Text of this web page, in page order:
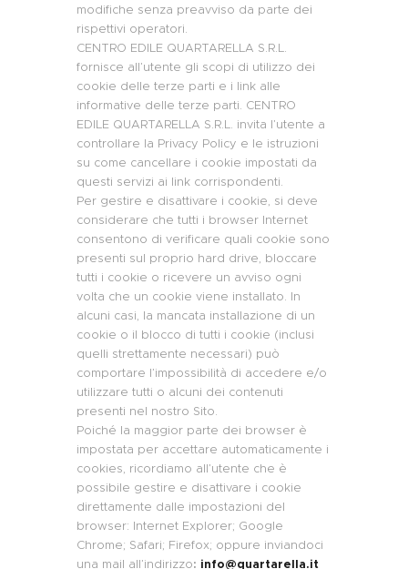
modifiche senza preavviso da parte dei
rispettivi operatori.
CENTRO EDILE QUARTARELLA S.R.L.
fornisce all’utente gli scopi di utilizzo dei
cookie delle terze parti e i link alle
informative delle terze parti. CENTRO
EDILE QUARTARELLA S.R.L. invita l’utente a
controllare la Privacy Policy e le istruzioni
su come cancellare i cookie impostati da
questi servizi ai link corrispondenti.
Per gestire e disattivare i cookie, si deve
considerare che tutti i browser Internet
consentono di verificare quali cookie sono
presenti sul proprio hard drive, bloccare
tutti i cookie o ricevere un avviso ogni
volta che un cookie viene installato. In
alcuni casi, la mancata installazione di un
cookie o il blocco di tutti i cookie (inclusi
quelli strettamente necessari) può
comportare l’impossibilità di accedere e/o
utilizzare tutti o alcuni dei contenuti
presenti nel nostro Sito.
Poiché la maggior parte dei browser è
impostata per accettare automaticamente i
cookies, ricordiamo all’utente che è
possibile gestire e disattivare i cookie
direttamente dalle impostazioni del
browser: Internet Explorer; Google
Chrome; Safari; Firefox; oppure inviandoci
una mail all’indirizzo: info@quartarella.it